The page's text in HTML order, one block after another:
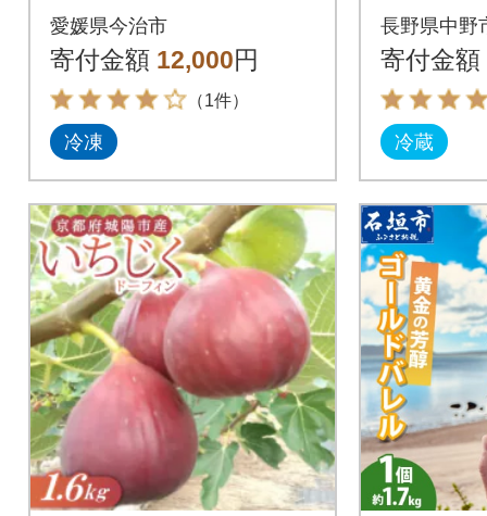
150g×3パック [VB007
80]
愛媛県今治市
寄付金額 12,000円
（1件）
冷凍
用 約
長野県中野
寄付金額
冷蔵